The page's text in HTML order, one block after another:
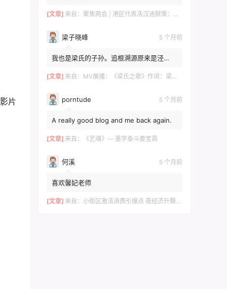
片
[文章] 来自： 聚焦两会 | 港区代表冼汉迪献策：科技+文旅融合，绘就高质量发展新图景
梁子晓峰 5 个月前
我也是梁氏的子孙。追根溯源原来是泾
感觉是一个旁枝。泾川倒是...
[文章] 来自： MV展播：《梁氏之歌》作词：梁自然 梁敬岩 梁菊友 作曲：李红俊 梁敬岩 演唱：郝立勇
porntude 5 个月前
A really good blog and me back again.
[文章] 来自： 《艺魂》— 墨学泰斗姜宝昌
何溪 5 个月前
喜欢馨妃老师
[文章] 来自： 小街区激活消费引爆点 夜经济升腾城市烟火气 –竹溪县文旅赋能催生600年西关老街蝶变的实践与启示